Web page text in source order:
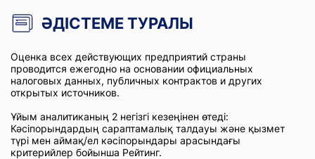
ӘДІСТЕМЕ ТУРАЛЫ
Оценка всех действующих предприятий страны
проводится ежегодно на основании официальных
налоговых данных, публичных контрактов и других
открытых источников.
Ұйым аналитиканың 2 негізгі кезеңінен өтеді:
Кәсіпорындардың сараптамалық талдауы және қызмет
түрі мен аймақ/ел кәсіпорындары арасындағы
критерийлер бойынша Рейтинг.